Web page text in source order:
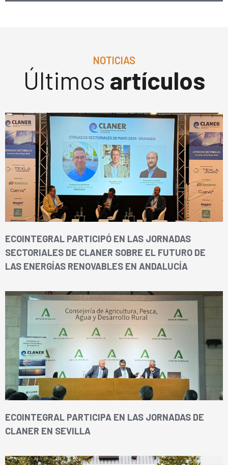
NOTICIAS
Últimos artículos
ECOINTEGRAL PARTICIPÓ EN LAS JORNADAS
SECTORIALES DE CLANER SOBRE EL FUTURO DE
LAS ENERGÍAS RENOVABLES EN ANDALUCÍA
ECOINTEGRAL PARTICIPA EN LAS JORNADAS DE
CLANER EN SEVILLA